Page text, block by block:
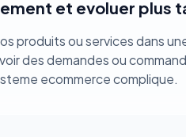
et evoluer plus
produits ou services dans
des demandes ou
ecommerce complique.